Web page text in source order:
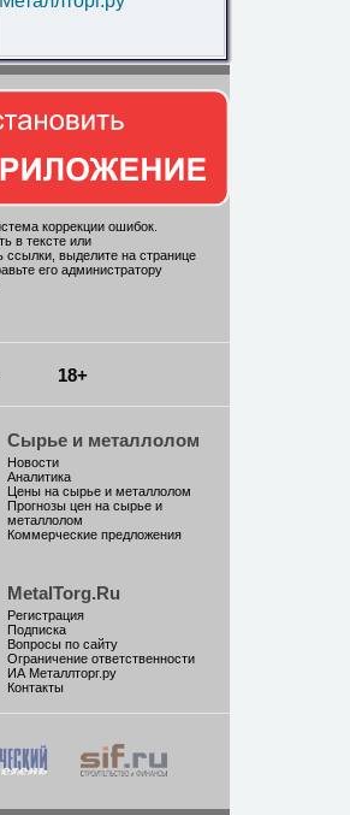
коррекции ошибок.
в тексте или
ссылки, выделите на странице
его администратору
18+
Сырье и металлолом
Новости
Аналитика
Цены на сырье и металлолом
Прогнозы цен на сырье и
металлолом
Коммерческие предложения
MetalTorg.Ru
Регистрация
Подписка
Вопросы по сайту
Ограничение ответственности
ИА Металлторг.ру
Контакты